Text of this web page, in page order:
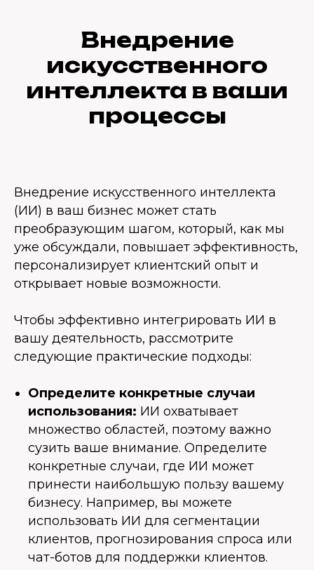
Внедрение
искусственного
интеллекта в ваши
процессы
Внедрение искусственного интеллекта
(ИИ) в ваш бизнес может стать
преобразующим шагом, который, как мы
уже обсуждали, повышает эффективность,
персонализирует клиентский опыт и
открывает новые возможности.
Чтобы эффективно интегрировать ИИ в
вашу деятельность, рассмотрите
следующие практические подходы:
Определите конкретные случаи
использования: ИИ охватывает
множество областей, поэтому важно
сузить ваше внимание. Определите
конкретные случаи, где ИИ может
принести наибольшую пользу вашему
бизнесу. Например, вы можете
использовать ИИ для сегментации
клиентов, прогнозирования спроса или
чат-ботов для поддержки клиентов.